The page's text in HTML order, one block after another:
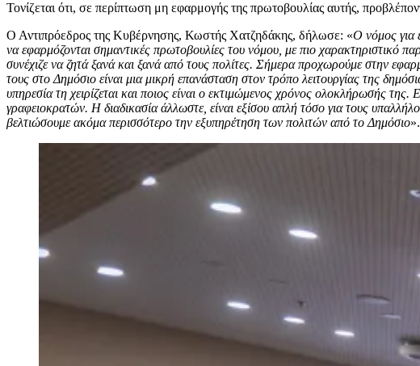
Τονίζεται ότι, σε περίπτωση μη εφαρμογής της πρωτοβουλίας αυτής,
Ο Αντιπρόεδρος της Κυβέρνησης, Κωστής Χατζηδάκης, δήλωσε: «Ο νόμος για
να εφαρμόζονται σημαντικές πρωτοβουλίες του νόμου, με πιο χαρακτηριστικό
συνέχιζε να ζητά ξανά και ξανά από τους πολίτες. Σήμερα προχωρούμε στην
τους στο Δημόσιο είναι μια μικρή επανάσταση στον τρόπο λειτουργίας της
υπηρεσία τη χειρίζεται και ποιος είναι ο εκτιμώμενος χρόνος ολοκλήρωσής
γραφειοκρατών. Η διαδικασία άλλωστε, είναι εξίσου απλή τόσο για τους
βελτιώσουμε ακόμα περισσότερο την εξυπηρέτηση των πολιτών από το Δημόσιο».